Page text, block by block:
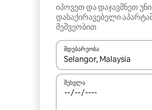
იპოვეთ და დაჯავშნეთ
დასაქირავებელი
მეშვეობით
მდებარეობა
როცა შედეგები
შესვლა